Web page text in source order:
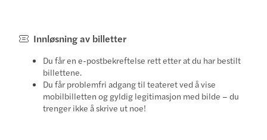
Innløsning av billetter
Du får en e-postbekreftelse rett etter at du har bestilt
billettene.
Du får problemfri adgang til teateret ved å vise
mobilbilletten og gyldig legitimasjon med bilde – du
trenger ikke å skrive ut noe!